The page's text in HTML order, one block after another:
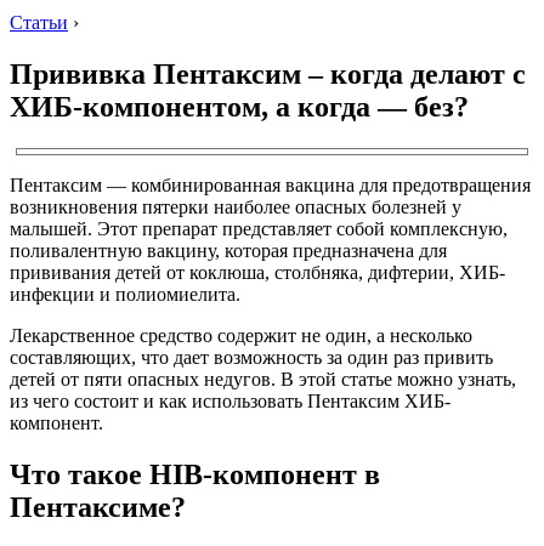
Статьи ›
Прививка Пентаксим – когда делают с
ХИБ-компонентом, а когда — без?
Пентаксим — комбинированная вакцина для предотвращения
возникновения пятерки наиболее опасных болезней у
малышей. Этот препарат представляет собой комплексную,
поливалентную вакцину, которая предназначена для
прививания детей от коклюша, столбняка, дифтерии, ХИБ-
инфекции и полиомиелита.
Лекарственное средство содержит не один, а несколько
составляющих, что дает возможность за один раз привить
детей от пяти опасных недугов. В этой статье можно узнать,
из чего состоит и как использовать Пентаксим ХИБ-
компонент.
Что такое HIB-компонент в
Пентаксиме?